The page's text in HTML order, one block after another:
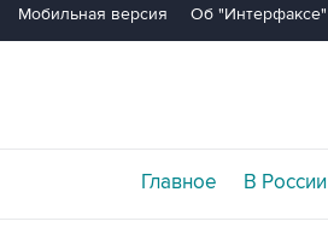
Мобильная версия Об "Интерфаксе"
Главное В России